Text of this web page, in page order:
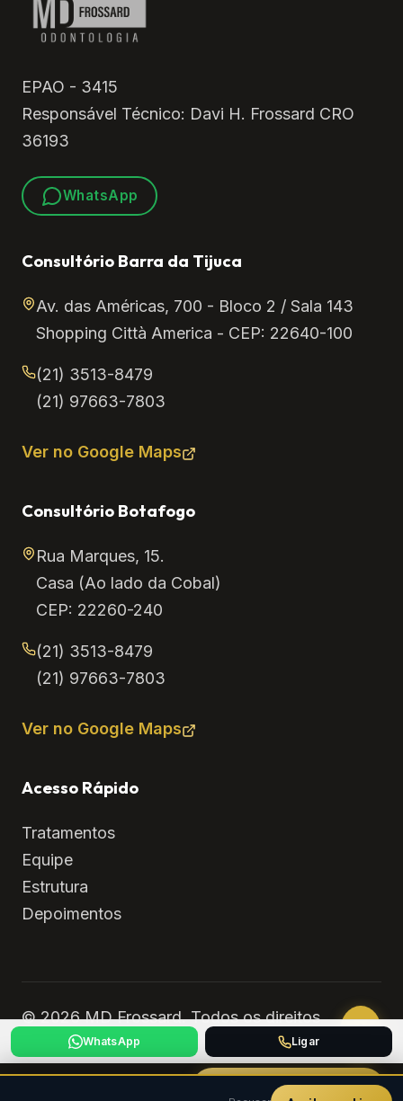
AGENDAR CONSULTA
EPAO - 3415
Responsável Técnico: Davi H. Frossard CRO
36193
WhatsApp
Consultório Barra da Tijuca
Av. das Américas, 700 - Bloco 2 / Sala 143
Shopping Città America - CEP: 22640-100
(21) 3513-8479
(21) 97663-7803
Ver no Google Maps
Consultório Botafogo
Rua Marques, 15.
Casa (Ao lado da Cobal)
CEP: 22260-240
(21) 3513-8479
(21) 97663-7803
Ver no Google Maps
Acesso Rápido
Tratamentos
Equipe
Estrutura
Depoimentos
© 2026 MD Frossard. Todos os direitos
reservados.WhatsApp Ligar